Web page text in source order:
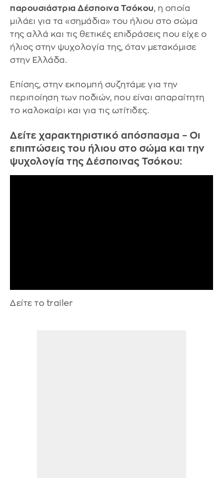
παρουσιάστρια Δέσποινα Τσόκου, η οποία
μιλάει για τα «σημάδια» του ήλιου στο σώμα
της αλλά και τις θετικές επιδράσεις που είχε ο
ήλιος στην ψυχολογία της, όταν μετακόμισε
στην Ελλάδα.
Επίσης, στην εκπομπή συζητάμε για την
περιποίηση των ποδιών, που είναι απαραίτητη
το καλοκαίρι και για τις ωτίτιδες.
Δείτε χαρακτηριστικό απόσπασμα – Οι
επιπτώσεις του ήλιου στο σώμα και την
ψυχολογία της Δέσποινας Τσόκου:
Δείτε το trailer